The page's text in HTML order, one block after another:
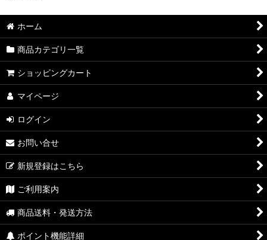
ホーム
商品カテゴリ一覧
ショッピングカート
マイページ
ログイン
お問い合せ
新規登録はこちら
ご利用案内
商品送料・発送方法
ポイント機能詳細